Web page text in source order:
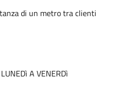
di un metro tra clienti
A VENERDì